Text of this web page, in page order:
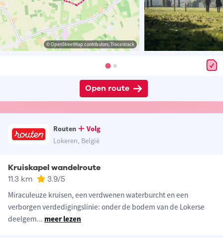
© OpenStreetMap contributors, Tracestrack
Open route
Routen
Volg
Lokeren, België
Kruiskapel wandelroute
11.3 km 3.9/5
Miraculeuze kruisen, een verdwenen waterburcht en een
verborgen verdedigingslinie: onder de bodem van de Lokerse
deelgem... meer lezen